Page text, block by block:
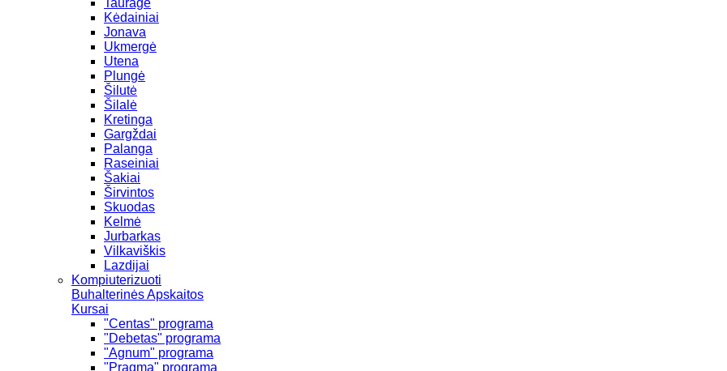
Tauragė
Kėdainiai
Jonava
Ukmergė
Utena
Plungė
Šilutė
Šilalė
Kretinga
Gargždai
Palanga
Raseiniai
Šakiai
Širvintos
Skuodas
Kelmė
Jurbarkas
Vilkaviškis
Lazdijai
Kompiuterizuoti
Buhalterinės Apskaitos
Kursai
"Centas" programa
"Debetas" programa
"Agnum" programa
"Pragma" programa